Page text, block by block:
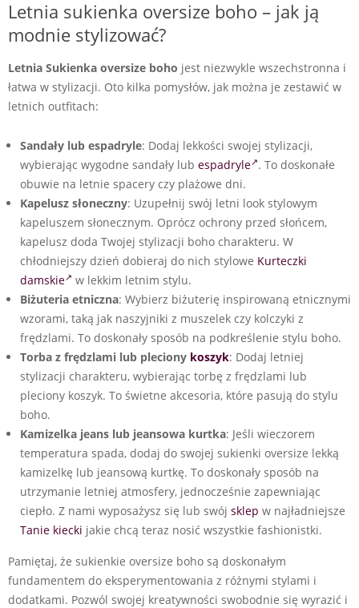
Letnia sukienka oversize boho – jak ją
modnie stylizować?
Letnia Sukienka oversize boho jest niezwykle wszechstronna i
łatwa w stylizacji. Oto kilka pomysłów, jak można je zestawić w
letnich outfitach:
Sandały lub espadryle: Dodaj lekkości swojej stylizacji,
wybierając wygodne sandały lub espadryle . To doskonałe
obuwie na letnie spacery czy plażowe dni.
Kapelusz słoneczny: Uzupełnij swój letni look stylowym
kapeluszem słonecznym. Oprócz ochrony przed słońcem,
kapelusz doda Twojej stylizacji boho charakteru. W
chłodniejszy dzień dobieraj do nich stylowe Kurteczki
damskie
w lekkim letnim stylu.
Biżuteria etniczna: Wybierz biżuterię inspirowaną etnicznymi
wzorami, taką jak naszyjniki z muszelek czy kolczyki z
frędzlami. To doskonały sposób na podkreślenie stylu boho.
Torba z frędzlami lub pleciony koszyk: Dodaj letniej
stylizacji charakteru, wybierając torbę z frędzlami lub
pleciony koszyk. To świetne akcesoria, które pasują do stylu
boho.
Kamizelka jeans lub jeansowa kurtka: Jeśli wieczorem
temperatura spada, dodaj do swojej sukienki oversize lekką
kamizelkę lub jeansową kurtkę. To doskonały sposób na
utrzymanie letniej atmosfery, jednocześnie zapewniając
ciepło. Z nami wyposażysz się lub swój sklep w najładniejsze
Tanie kiecki jakie chcą teraz nosić wszystkie fashionistki.
Pamiętaj, że sukienkie oversize boho są doskonałym
fundamentem do eksperymentowania z różnymi stylami i
dodatkami. Pozwól swojej kreatywności swobodnie się wyrazić i